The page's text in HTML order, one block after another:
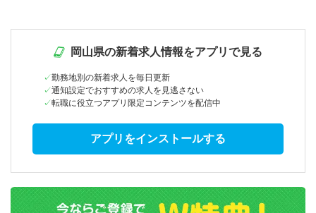
岡山県の新着求人情報をアプリで見る
勤務地別の新着求人を毎日更新
通知設定でおすすめの求人を見逃さない
転職に役立つアプリ限定コンテンツを配信中
アプリをインストールする